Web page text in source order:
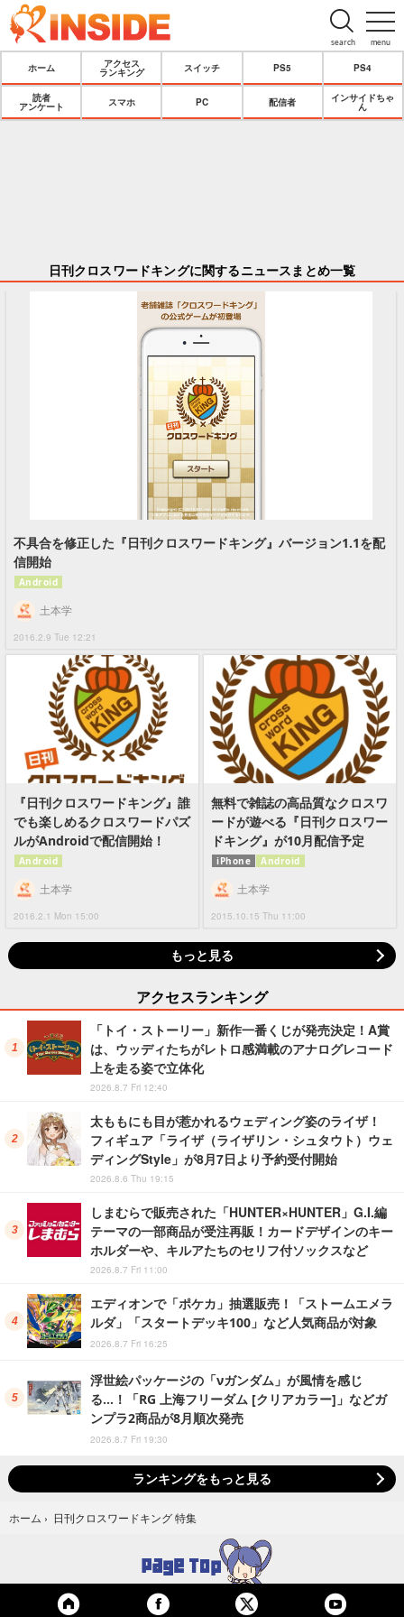
menu
search
ホーム
アクセス
ランキング
スイッチ PS5 PS4
読者
アンケート
スマホ PC 配信者
インサイドちゃ
ん
日刊クロスワードキングに関するニュースまとめ一覧
不具合を修正した『日刊クロスワードキング』バージョン1.1を配
信開始
Android
2016.2.9 Tue 12:21
土本学
『日刊クロスワードキング』誰
でも楽しめるクロスワードパズ
ルがAndroidで配信開始！
Android
2016.2.1 Mon 15:00
土本学
無料で雑誌の高品質なクロスワ
ードが遊べる『日刊クロスワー
ドキング』が10月配信予定
iPhone Android
2015.10.15 Thu 11:00
土本学
もっと見る
アクセスランキング
「トイ・ストーリー」新作一番くじが発売決定！A賞
は、ウッディたちがレトロ感満載のアナログレコード
上を走る姿で立体化
2026.8.7 Fri 12:40
太ももにも目が惹かれるウェディング姿のライザ！
フィギュア「ライザ（ライザリン・シュタウト）ウェ
ディングStyle」が8月7日より予約受付開始
2026.8.6 Thu 19:15
しまむらで販売された「HUNTER×HUNTER」G.I.編
テーマの一部商品が受注再販！カードデザインのキー
ホルダーや、キルアたちのセリフ付ソックスなど
2026.8.7 Fri 11:00
エディオンで「ポケカ」抽選販売！「ストームエメラ
ルダ」「スタートデッキ100」など人気商品が対象
2026.8.7 Fri 16:25
浮世絵パッケージの「νガンダム」が風情を感じ
る…！「RG 上海フリーダム [クリアカラー]」などガ
ンプラ2商品が8月順次発売
2026.8.7 Fri 19:30
ランキングをもっと見る
ホーム › 日刊クロスワードキング 特集